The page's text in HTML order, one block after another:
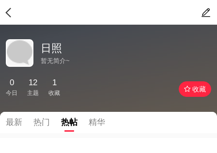
日照
暂无简介~
0
今日
12
主题
1
收藏 收藏
最新 热门 热帖 精华